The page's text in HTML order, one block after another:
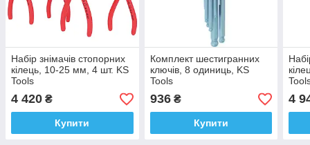
Набір знімачів стопорних
кілець, 10-25 мм, 4 шт. KS
Tools
4 420 ₴
Купити
Комплект шестигранних
ключів, 8 одиниць, KS
Tools
936₴
Купити
4